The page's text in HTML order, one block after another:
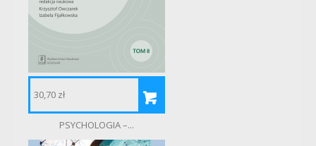
30,70 zł 7
PSYCHOLOGIA –...